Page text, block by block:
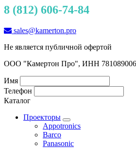
8 (812) 606-74-84
sales@kamerton.pro
Не является публичной офертой
ООО "Камертон Про", ИНН
Имя
Телефон
Каталог
Проекторы
Appotronics
Barco
Panasonic